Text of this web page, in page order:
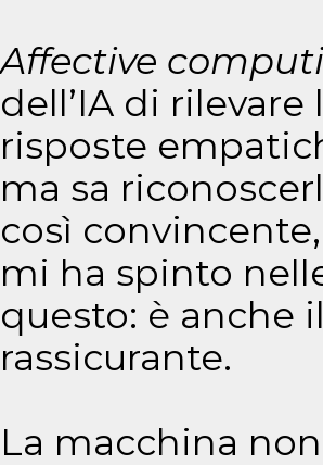
Affective
dell’IA di
risposte
ma sa
così
mi ha spinto
questo: è anche
rassicurante.
La macchina